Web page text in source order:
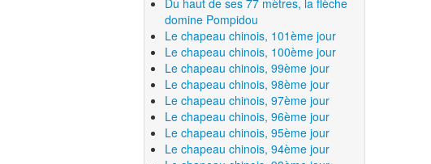
domine Pompidou
Le chapeau chinois, 101ème jour
Le chapeau chinois, 100ème jour
Le chapeau chinois, 99ème jour
Le chapeau chinois, 98ème jour
Le chapeau chinois, 97ème jour
Le chapeau chinois, 96ème jour
Le chapeau chinois, 95ème jour
Le chapeau chinois, 94ème jour